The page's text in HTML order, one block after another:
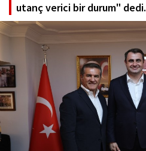
utanç verici bir durum" dedi.